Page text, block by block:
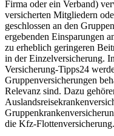
Firma oder ein Verband)
versicherten Mitgliedern
geschlossen an den
ergebenden Einsparungen
zu erheblich geringeren
in der Einzelversicherung.
Versicherung-Tipps24
Gruppenversicherungen
Relevanz sind. Dazu
die Kfz-Flottenversicherung.